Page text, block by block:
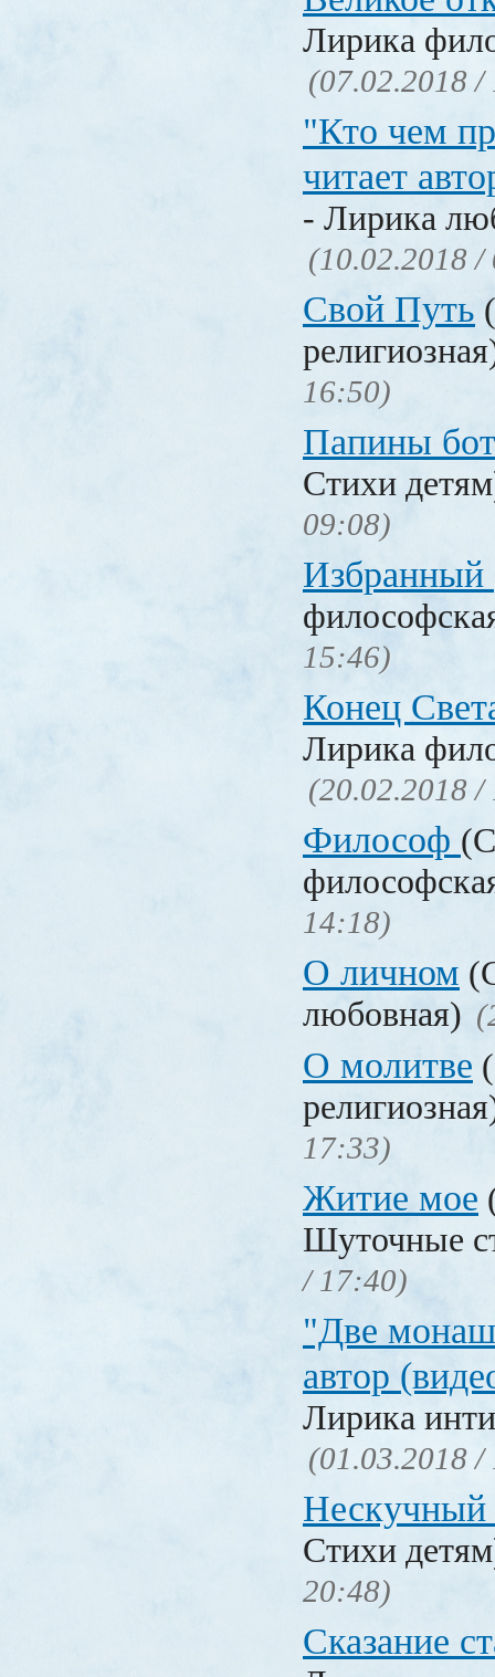
Лирика
(07.02.2018 /
"Кто чем
читает
- Лирика
(10.02.2018 /
Свой Путь
16:50)
Папины
Стихи
09:08)
Избранный
15:46)
Конец
Лирика
(20.02.2018 /
Философ
14:18)
О личном
любовная)
О молитве
17:33)
Житие мое
Шуточные
/ 17:40)
"Две
автор
Лирика
(01.03.2018 /
Нескучный
Стихи
20:48)
Сказание